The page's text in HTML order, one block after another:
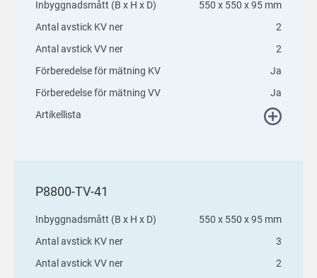
Inbyggnadsmått (B x H x D)
550 x 550 x 95 mm
Antal avstick KV ner
2
Antal avstick VV ner
2
Förberedelse för mätning KV
Ja
Förberedelse för mätning VV
Ja
Artikellista
P8800-TV-41
Inbyggnadsmått (B x H x D)
550 x 550 x 95 mm
Antal avstick KV ner
3
Antal avstick VV ner
2